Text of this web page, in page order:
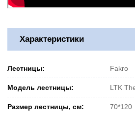
Характеристики
Лестницы: Fakro
Модель лестницы: LTK
Размер лестницы, см: 70*120